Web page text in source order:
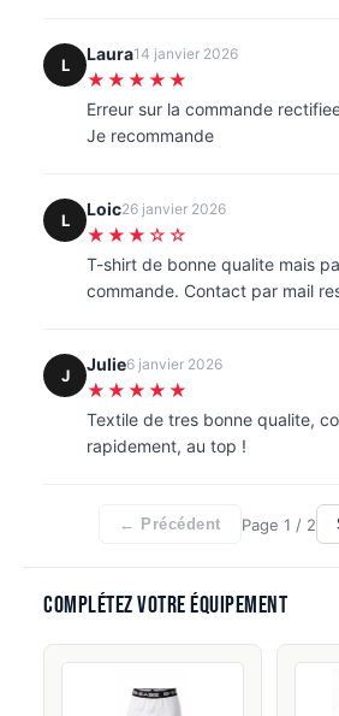
L
Laura14 janvier 2026
★★★★★
Erreur sur la commande
Je recommande
L
Loic26 janvier 2026
★★★☆☆
T-shirt de bonne qualite mais
commande. Contact par mail
J
Julie6 janvier 2026
★★★★★
Textile de tres bonne qualite,
rapidement, au top !
← Précédent Page1 / 2
Complétez votre équipement